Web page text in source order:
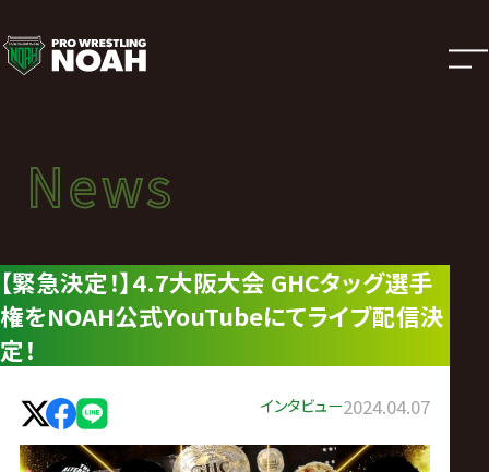
ニ
ュ
ー
ス
|
プ
ロ
レ
News
ニュース
News
【緊急決定！】4.7大阪大会 GHCタッグ選手
権をNOAH公式YouTubeにてライブ配信決
定！
インタビュー2024.04.07